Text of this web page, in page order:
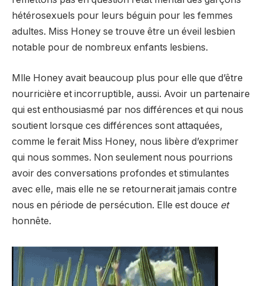
hétérosexuels pour leurs béguin pour les femmes
adultes. Miss Honey se trouve être un éveil lesbien
notable pour de nombreux enfants lesbiens.
Mlle Honey avait beaucoup plus pour elle que d’être
nourricière et incorruptible, aussi. Avoir un partenaire
qui est enthousiasmé par nos différences et qui nous
soutient lorsque ces différences sont attaquées,
comme le ferait Miss Honey, nous libère d’exprimer
qui nous sommes. Non seulement nous pourrions
avoir des conversations profondes et stimulantes
avec elle, mais elle ne se retournerait jamais contre
nous en période de persécution. Elle est douce et
honnête.